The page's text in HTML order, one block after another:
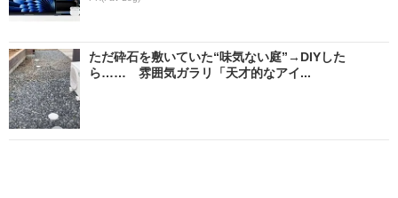
ただ砕石を敷いていた“味気ない庭”→DIYした
ら…… 雰囲気ガラリ「天才的なアイ...